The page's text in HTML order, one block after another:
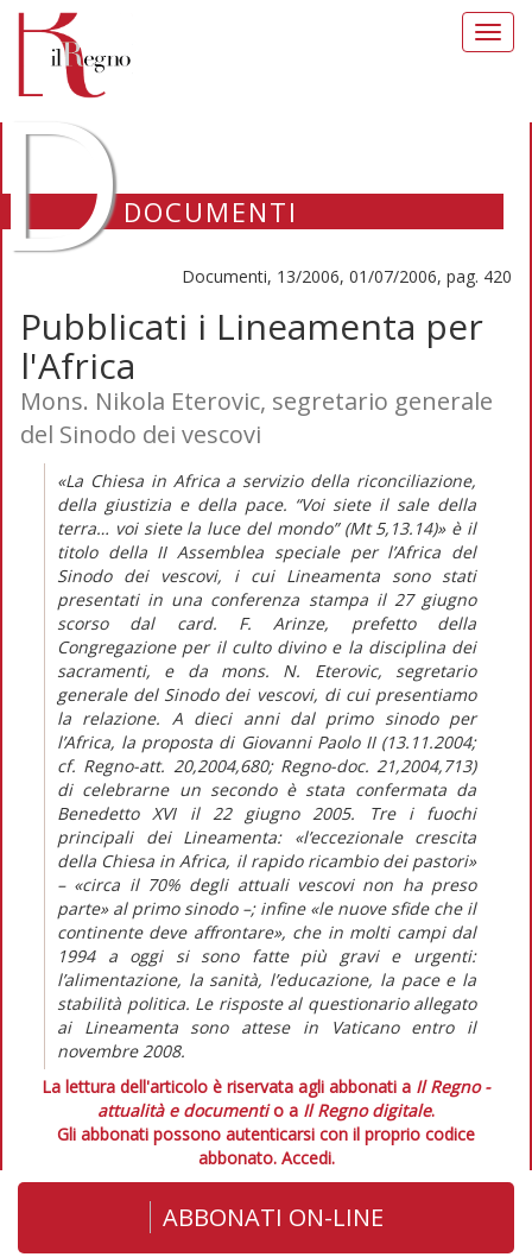
DOCUMENTI
Documenti, 13/2006, 01/07/2006, pag. 420
Pubblicati i Lineamenta per
l'Africa
Mons. Nikola Eterovic, segretario generale
del Sinodo dei vescovi
«La Chiesa in Africa a servizio della riconciliazione,
della giustizia e della pace. “Voi siete il sale della
terra… voi siete la luce del mondo” (Mt 5,13.14)» è il
titolo della II Assemblea speciale per l’Africa del
Sinodo dei vescovi, i cui Lineamenta sono stati
presentati in una conferenza stampa il 27 giugno
scorso dal card. F. Arinze, prefetto della
Congregazione per il culto divino e la disciplina dei
sacramenti, e da mons. N. Eterovic, segretario
generale del Sinodo dei vescovi, di cui presentiamo
la relazione. A dieci anni dal primo sinodo per
l’Africa, la proposta di Giovanni Paolo II (13.11.2004;
cf. Regno-att. 20,2004,680; Regno-doc. 21,2004,713)
di celebrarne un secondo è stata confermata da
Benedetto XVI il 22 giugno 2005. Tre i fuochi
principali dei Lineamenta: «l’eccezionale crescita
della Chiesa in Africa, il rapido ricambio dei pastori»
– «circa il 70% degli attuali vescovi non ha preso
parte» al primo sinodo –; infine «le nuove sfide che il
continente deve affrontare», che in molti campi dal
1994 a oggi si sono fatte più gravi e urgenti:
l’alimentazione, la sanità, l’educazione, la pace e la
stabilità politica. Le risposte al questionario allegato
ai Lineamenta sono attese in Vaticano entro il
novembre 2008.
La lettura dell'articolo è riservata agli abbonati a Il Regno -
attualità e documentio a Il Regno digitale.
Gli abbonati possono autenticarsi con il proprio codice
abbonato. Accedi.
ABBONATI ON-LINE